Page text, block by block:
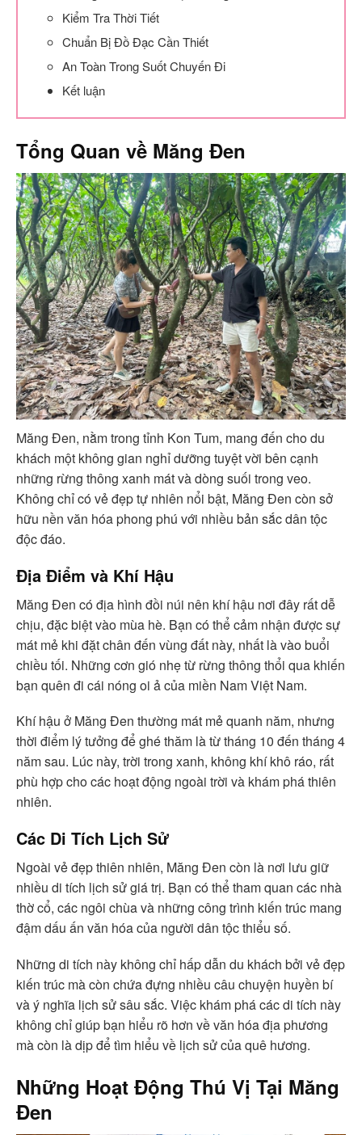
Kiểm Tra Thời Tiết
Chuẩn Bị Đồ Đạc Cần Thiết
An Toàn Trong Suốt Chuyến Đi
Kết luận
Tổng Quan về Măng Đen
Măng Đen, nằm trong tỉnh Kon Tum, mang đến cho du
khách một không gian nghỉ dưỡng tuyệt vời bên cạnh
những rừng thông xanh mát và dòng suối trong veo.
Không chỉ có vẻ đẹp tự nhiên nổi bật, Măng Đen còn sở
hữu nền văn hóa phong phú với nhiều bản sắc dân tộc
độc đáo.
Địa Điểm và Khí Hậu
Măng Đen có địa hình đồi núi nên khí hậu nơi đây rất dễ
chịu, đặc biệt vào mùa hè. Bạn có thể cảm nhận được sự
mát mẻ khi đặt chân đến vùng đất này, nhất là vào buổi
chiều tối. Những cơn gió nhẹ từ rừng thông thổi qua khiến
bạn quên đi cái nóng oi ả của miền Nam Việt Nam.
Khí hậu ở Măng Đen thường mát mẻ quanh năm, nhưng
thời điểm lý tưởng để ghé thăm là từ tháng 10 đến tháng 4
năm sau. Lúc này, trời trong xanh, không khí khô ráo, rất
phù hợp cho các hoạt động ngoài trời và khám phá thiên
nhiên.
Các Di Tích Lịch Sử
Ngoài vẻ đẹp thiên nhiên, Măng Đen còn là nơi lưu giữ
nhiều di tích lịch sử giá trị. Bạn có thể tham quan các nhà
thờ cổ, các ngôi chùa và những công trình kiến trúc mang
đậm dấu ấn văn hóa của người dân tộc thiểu số.
Những di tích này không chỉ hấp dẫn du khách bởi vẻ đẹp
kiến trúc mà còn chứa đựng nhiều câu chuyện huyền bí
và ý nghĩa lịch sử sâu sắc. Việc khám phá các di tích này
không chỉ giúp bạn hiểu rõ hơn về văn hóa địa phương
mà còn là dịp để tìm hiểu về lịch sử của quê hương.
Những Hoạt Động Thú Vị Tại Măng
Đen